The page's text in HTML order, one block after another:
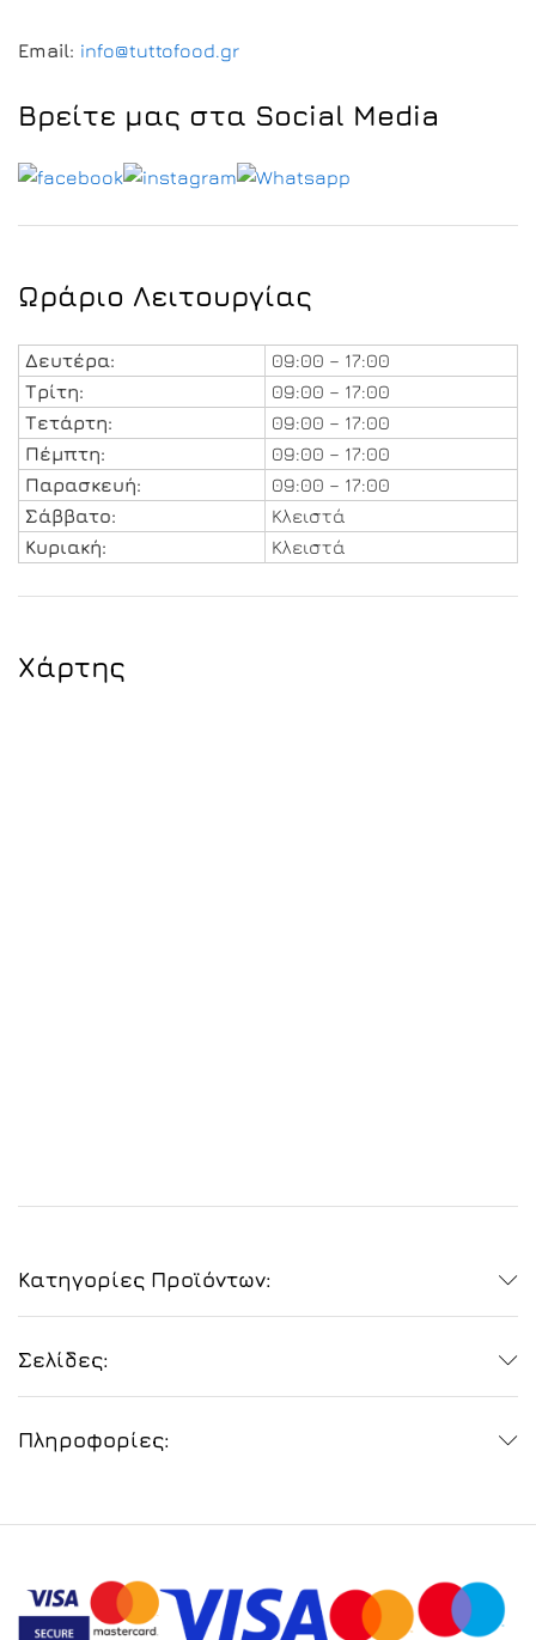
Email: info@tuttofood.gr
Βρείτε μας στα Social Media
Ωράριο Λειτουργίας
Δευτέρα:
09:00 – 17:00
Τρίτη:
09:00 – 17:00
Τετάρτη:
09:00 – 17:00
Πέμπτη:
09:00 – 17:00
Παρασκευή:
09:00 – 17:00
Σάββατο:
Κλειστά
Κυριακή:
Κλειστά
Χάρτης
Κατηγορίες Προϊόντων:
Σελίδες:
Πληροφορίες: